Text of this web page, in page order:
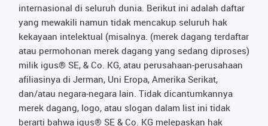
internasional di seluruh dunia. Berikut ini adalah daftar
yang mewakili namun tidak mencakup seluruh hak
kekayaan intelektual (misalnya. (merek dagang terdaftar
atau permohonan merek dagang yang sedang diproses)
milik igus® SE, & Co. KG, atau perusahaan-perusahaan
afiliasinya di Jerman, Uni Eropa, Amerika Serikat,
dan/atau negara-negara lain. Tidak dicantumkannya
merek dagang, logo, atau slogan dalam list ini tidak
berarti bahwa igus® SE & Co. KG melepaskan hak